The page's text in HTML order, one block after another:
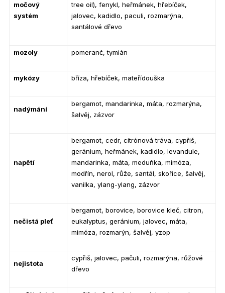
močový
systém
tree oil), fenykl, heřmánek, hřebíček,
jalovec, kadidlo, paculi, rozmarýna,
santálové dřevo
mozoly pomeranč, tymián
mykózy bříza, hřebíček, mateřídouška
nadýmání
bergamot, mandarinka, máta, rozmarýna,
šalvěj, zázvor
napětí
bergamot, cedr, citrónová tráva, cypřiš,
geránium, heřmánek, kadidlo, levandule,
mandarinka, máta, meduňka, mimóza,
modřín, nerol, růže, santál, skořice, šalvěj,
vanilka, ylang-ylang, zázvor
nečistá pleť
bergamot, borovice, borovice kleč, citron,
eukalyptus, geránium, jalovec, máta,
mimóza, rozmarýn, šalvěj, yzop
nejistota
cypřiš, jalovec, pačuli, rozmarýna, růžové
dřevo